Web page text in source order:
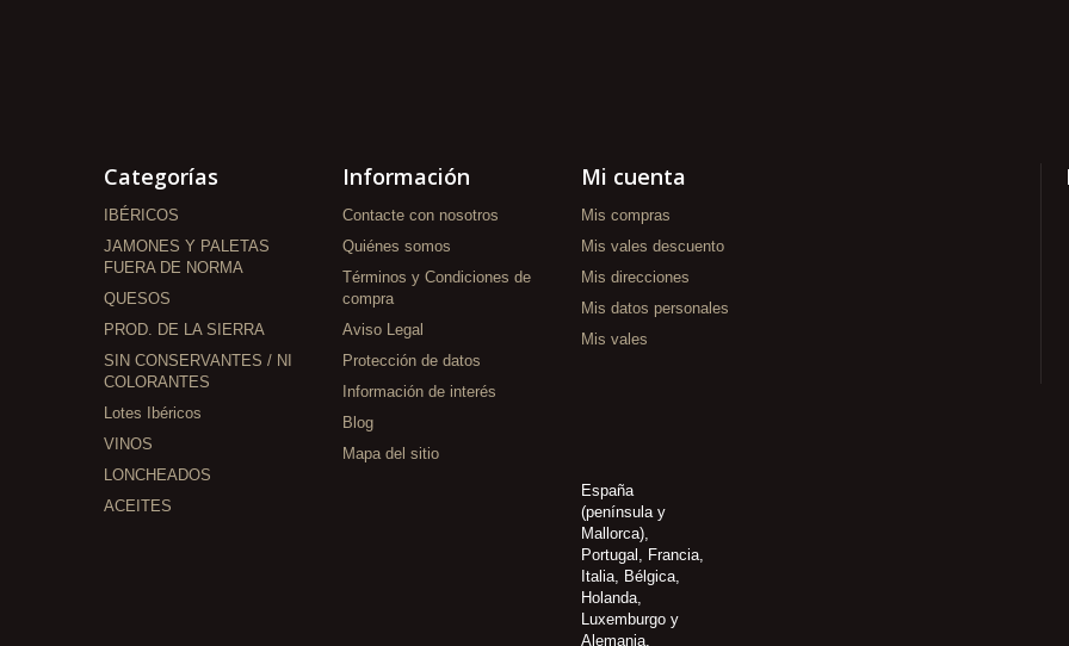
Categorías
IBÉRICOS
JAMONES Y PALETAS
FUERA DE NORMA
QUESOS
PROD. DE LA SIERRA
SIN CONSERVANTES / NI
COLORANTES
Lotes Ibéricos
VINOS
LONCHEADOS
ACEITES
Información
Contacte con nosotros
Quiénes somos
Términos y Condiciones de
compra
Aviso Legal
Protección de datos
Información de interés
Blog
Mapa del sitio
Mi cuenta
Mis compras
Mis vales descuento
Mis direcciones
Mis datos personales
Mis vales
España
(península y
Mallorca),
Portugal, Francia,
Italia, Bélgica,
Holanda,
Luxemburgo y
Alemania.